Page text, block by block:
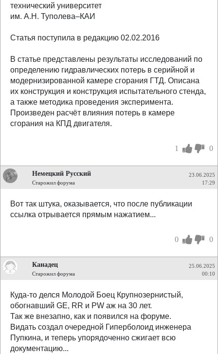
технический университет
им. А.Н. Туполева–КАИ
Статья поступила в редакцию 02.02.2016
В статье представлены результаты исследований по
определению гидравлических потерь в серийной и
модернизированной камере сгорания ГТД. Описана
их конструкция и конструкция испытательного стенда,
а также методика проведения эксперимента.
Произведен расчёт влияния потерь в камере
сгорания на КПД двигателя.
1 0
Немецкий Русский
Старожил форума
23.06.2025
17:29
Вот так штука, оказывается, что после публикации
ссылка отрывается прямым нажатием...
0 0
Канадец
Старожил форума
25.06.2025
00:10
Куда-то делся Молодой Боец Крупнозернистый,
обогнавший GE, RR и PW аж на 30 лет.
Так же внезапно, как и появился на форуме.
Видать создал очередной Гиперболоид инженера
Пупкина, и теперь упорядоченно сжигает всю
документацию...